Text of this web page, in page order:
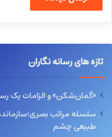
تازه های رسانه نگاران
«گمان‌شکن» و الزامات یک
سلسله مراتب
طبیعی چشم